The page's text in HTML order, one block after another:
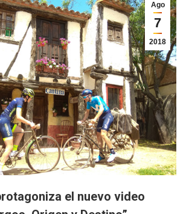
Ago
7
2018
el nuevo video